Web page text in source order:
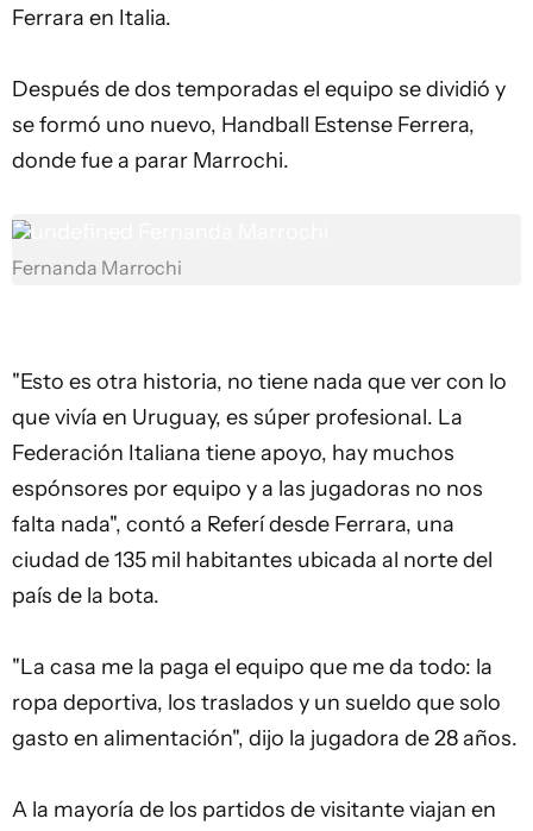
Ferrara en Italia.
Después de dos temporadas el equipo se dividió y
se formó uno nuevo, Handball Estense Ferrera,
donde fue a parar Marrochi.
Fernanda Marrochi
"Esto es otra historia, no tiene nada que ver con lo
que vivía en Uruguay, es súper profesional. La
Federación Italiana tiene apoyo, hay muchos
espónsores por equipo y a las jugadoras no nos
falta nada", contó a Referí desde Ferrara, una
ciudad de 135 mil habitantes ubicada al norte del
país de la bota.
"La casa me la paga el equipo que me da todo: la
ropa deportiva, los traslados y un sueldo que solo
gasto en alimentación", dijo la jugadora de 28 años.
A la mayoría de los partidos de visitante viajan en